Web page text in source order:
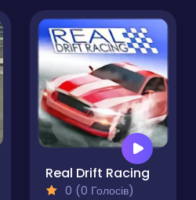
Real Drift Racing
0 (0 Голосів)